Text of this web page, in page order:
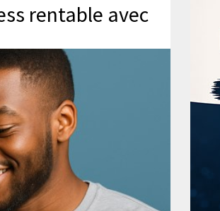
rentable avec